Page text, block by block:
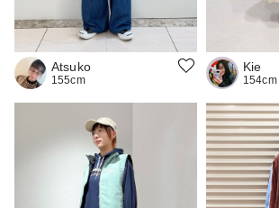
Atsuko
155cm
Kie
154cm